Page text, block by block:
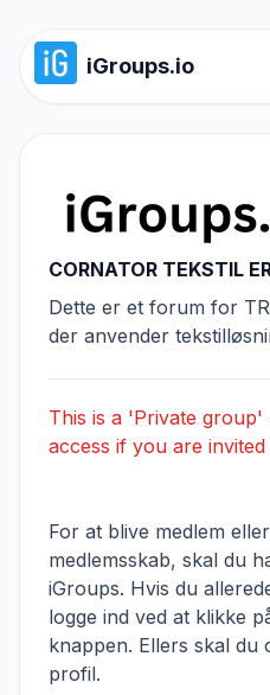
iGroups.io
CORNATOR TEKSTIL
Dette er et forum for
der anvender
This is a 'Private
access if you are
For at blive medlem
medlemsskab, skal du
iGroups. Hvis du
logge ind ved at klikke
knappen. Ellers skal du
profil.